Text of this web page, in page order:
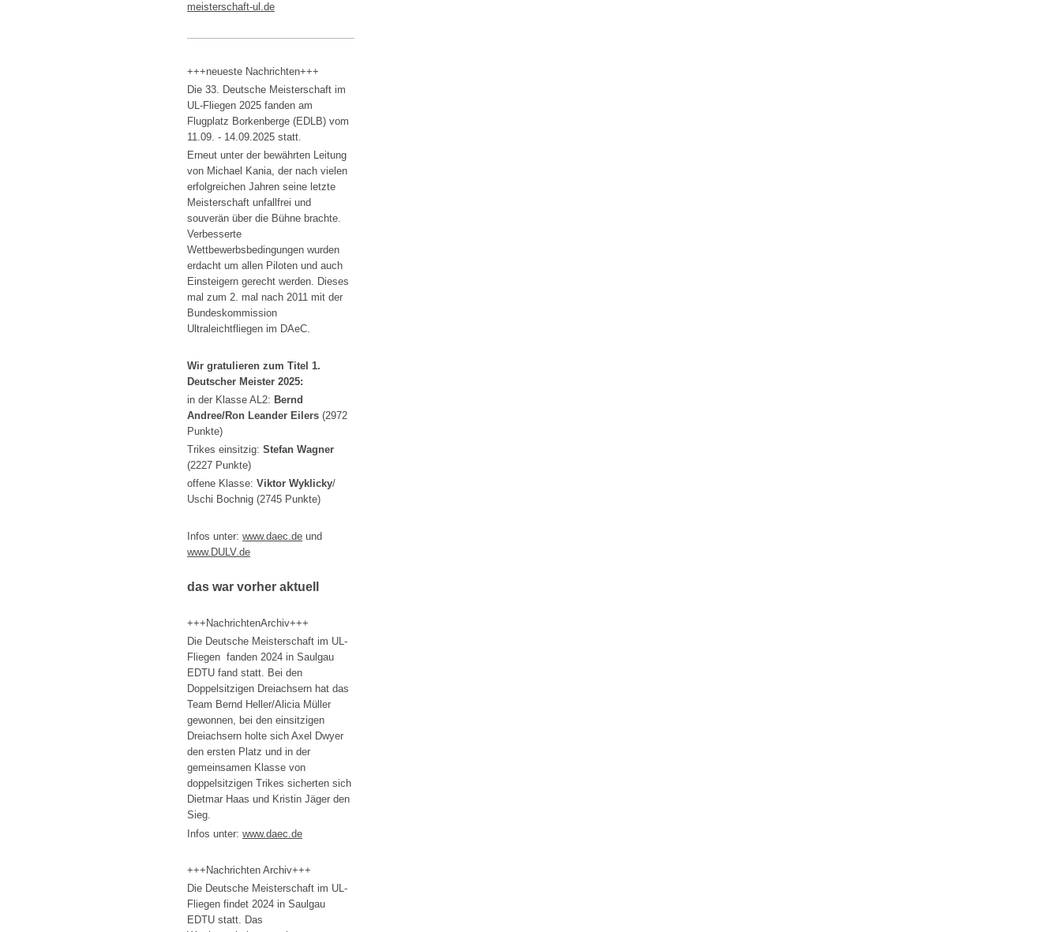
meisterschaft-ul.de
+++neueste Nachrichten+++
Die 33. Deutsche Meisterschaft im
UL-Fliegen 2025 fanden am
Flugplatz Borkenberge (EDLB) vom
11.09. - 14.09.2025 statt.
Erneut unter der bewährten Leitung
von Michael Kania, der nach vielen
erfolgreichen Jahren seine letzte
Meisterschaft unfallfrei und
souverän über die Bühne brachte.
Verbesserte
Wettbewerbsbedingungen wurden
erdacht um allen Piloten und auch
Einsteigern gerecht werden. Dieses
mal zum 2. mal nach 2011 mit der
Bundeskommission
Ultraleichtfliegen im DAeC.
Wir gratulieren zum Titel 1.
Deutscher Meister 2025:
in der Klasse AL2: Bernd
Andree/Ron Leander Eilers (2972
Punkte)
Trikes einsitzig: Stefan Wagner
(2227 Punkte)
offene Klasse: Viktor Wyklicky/
Uschi Bochnig (2745 Punkte)
Infos unter: www.daec.de und
www.DULV.de
das war vorher aktuell
+++NachrichtenArchiv+++
Die Deutsche Meisterschaft im UL-
Fliegen fanden 2024 in Saulgau
EDTU fand statt. Bei den
Doppelsitzigen Dreiachsern hat das
Team Bernd Heller/Alicia Müller
gewonnen, bei den einsitzigen
Dreiachsern holte sich Axel Dwyer
den ersten Platz und in der
gemeinsamen Klasse von
doppelsitzigen Trikes sicherten sich
Dietmar Haas und Kristin Jäger den
Sieg.
Infos unter: www.daec.de
+++Nachrichten Archiv+++
Die Deutsche Meisterschaft im UL-
Fliegen findet 2024 in Saulgau
EDTU statt. Das